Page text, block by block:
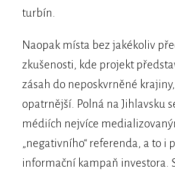
turbín.
Naopak místa bez jakékoliv
zkušenosti, kde projekt
zásah do neposkvrněné
opatrnější. Polná na Jihlavsku
médiích nejvíce
„negativního“ referenda, a to i
informační kampaň investora.